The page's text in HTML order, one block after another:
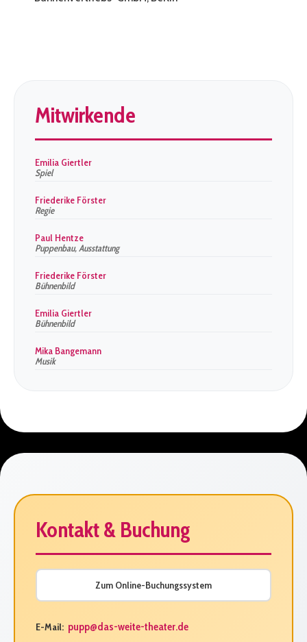
Mitwirkende
Emilia Giertler
Spiel
Friederike Förster
Regie
Paul Hentze
Puppenbau, Ausstattung
Friederike Förster
Bühnenbild
Emilia Giertler
Bühnenbild
Mika Bangemann
Musik
Kontakt & Buchung
Zum Online-Buchungssystem
E-Mail: pupp@das-weite-theater.de